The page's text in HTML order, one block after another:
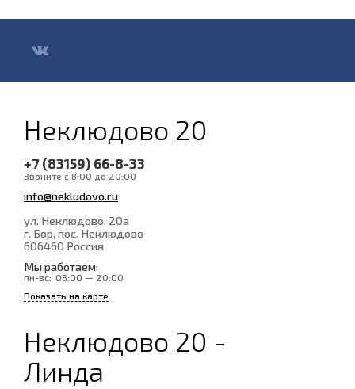
Неклюдово 20
+7 (83159) 66-8-33
Звоните с 8:00 до 20:00
info@nekludovo.ru
ул. Неклюдово, 20а
г. Бор, пос. Неклюдово
606460 Россия
Мы работаем:
пн-вс: 08:00 — 20:00
Показать на карте
Неклюдово 20 -
Линда